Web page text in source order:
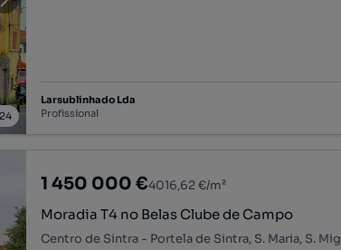
24
Larsublinhado Lda
Profissional
1 450 000 €4016,62 €/m²
Moradia T4 no Belas Clube de Campo